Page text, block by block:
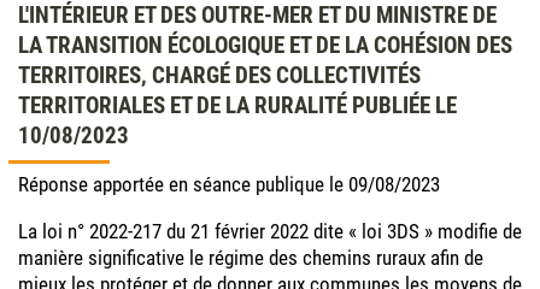
L'INTÉRIEUR ET DES OUTRE-MER ET DU MINISTRE DE
LA TRANSITION ÉCOLOGIQUE ET DE LA COHÉSION DES
TERRITOIRES, CHARGÉ DES COLLECTIVITÉS
TERRITORIALES ET DE LA RURALITÉ PUBLIÉE LE
10/08/2023
Réponse apportée en séance publique le 09/08/2023
La loi n° 2022-217 du 21 février 2022 dite « loi 3DS » modifie de
manière significative le régime des chemins ruraux afin de